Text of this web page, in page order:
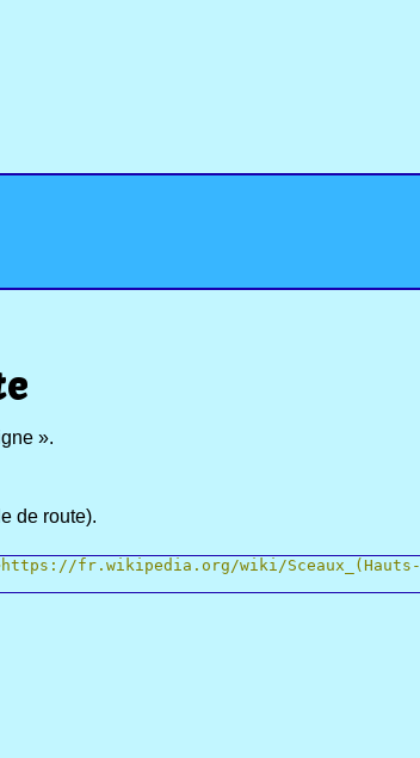
».
de route).
fr.wikipedia.org/wiki/